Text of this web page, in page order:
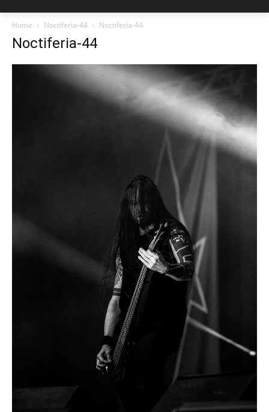
Home Noctiferia-44 Noctiferia-44
Noctiferia-44